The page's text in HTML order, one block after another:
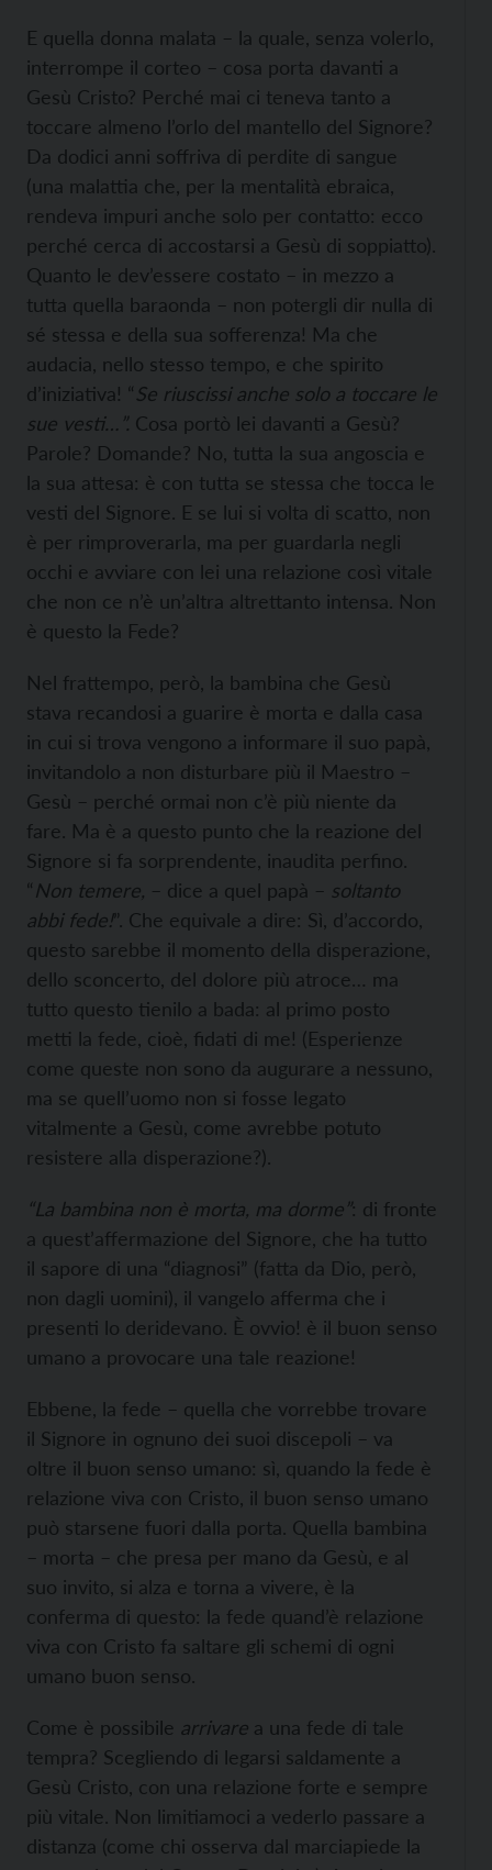
E quella donna malata – la quale, senza volerlo,
interrompe il corteo – cosa porta davanti a
Gesù Cristo? Perché mai ci teneva tanto a
toccare almeno l’orlo del mantello del Signore?
Da dodici anni soffriva di perdite di sangue
(una malattia che, per la mentalità ebraica,
rendeva impuri anche solo per contatto: ecco
perché cerca di accostarsi a Gesù di soppiatto).
Quanto le dev’essere costato – in mezzo a
tutta quella baraonda – non potergli dir nulla di
sé stessa e della sua sofferenza! Ma che
audacia, nello stesso tempo, e che spirito
d’iniziativa! “Se riuscissi anche solo a toccare le
sue vesti…”. Cosa portò lei davanti a Gesù?
Parole? Domande? No, tutta la sua angoscia e
la sua attesa: è con tutta se stessa che tocca le
vesti del Signore. E se lui si volta di scatto, non
è per rimproverarla, ma per guardarla negli
occhi e avviare con lei una relazione così vitale
che non ce n’è un’altra altrettanto intensa. Non
è questo la Fede?
Nel frattempo, però, la bambina che Gesù
stava recandosi a guarire è morta e dalla casa
in cui si trova vengono a informare il suo papà,
invitandolo a non disturbare più il Maestro –
Gesù – perché ormai non c’è più niente da
fare. Ma è a questo punto che la reazione del
Signore si fa sorprendente, inaudita perfino.
“Non temere, – dice a quel papà – soltanto
abbi fede!”. Che equivale a dire: Sì, d’accordo,
questo sarebbe il momento della disperazione,
dello sconcerto, del dolore più atroce… ma
tutto questo tienilo a bada: al primo posto
metti la fede, cioè, fidati di me! (Esperienze
come queste non sono da augurare a nessuno,
ma se quell’uomo non si fosse legato
vitalmente a Gesù, come avrebbe potuto
resistere alla disperazione?).
“La bambina non è morta, ma dorme”: di fronte
a quest’affermazione del Signore, che ha tutto
il sapore di una “diagnosi” (fatta da Dio, però,
non dagli uomini), il vangelo afferma che i
presenti lo deridevano. È ovvio! è il buon senso
umano a provocare una tale reazione!
Ebbene, la fede – quella che vorrebbe trovare
il Signore in ognuno dei suoi discepoli – va
oltre il buon senso umano: sì, quando la fede è
relazione viva con Cristo, il buon senso umano
può starsene fuori dalla porta. Quella bambina
– morta – che presa per mano da Gesù, e al
suo invito, si alza e torna a vivere, è la
conferma di questo: la fede quand’è relazione
viva con Cristo fa saltare gli schemi di ogni
umano buon senso.
Come è possibile arrivare a una fede di tale
tempra? Scegliendo di legarsi saldamente a
Gesù Cristo, con una relazione forte e sempre
più vitale. Non limitiamoci a vederlo passare a
distanza (come chi osserva dal marciapiede la